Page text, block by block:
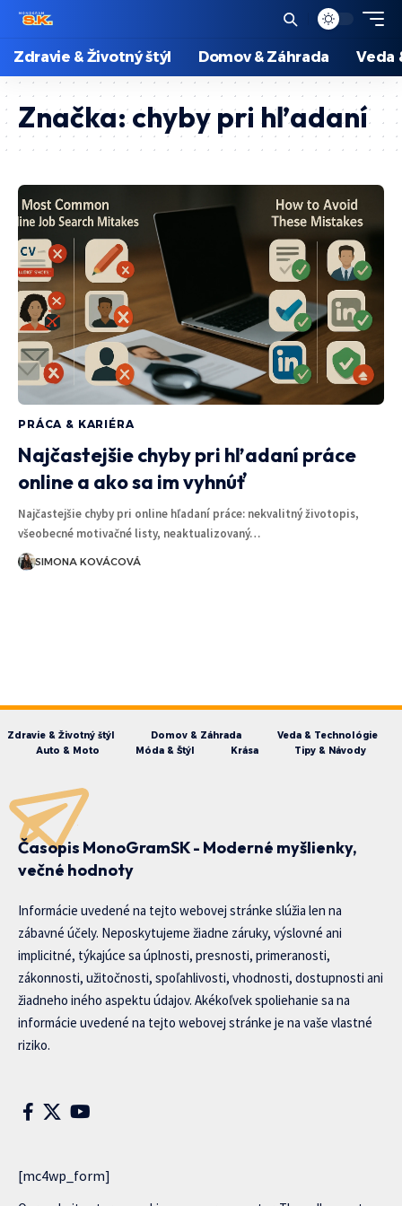
Zdravie & Životný štýl Domov & Záhrada Veda
Značka:chyby pri hľadaní
PRÁCA & KARIÉRA
Najčastejšie chyby pri hľadaní práce
online a ako sa im vyhnúť
Najčastejšie chyby pri online hľadaní práce: nekvalitný životopis,
všeobecné motivačné listy, neaktualizovaný…
SIMONA KOVÁCOVÁ
Zdravie & Životný štýl Domov & Záhrada
Veda & Technológie
Auto & Moto
Móda & Štýl Krása Tipy & Návody
Časopis MonoGramSK - Moderné myšlienky,
večné hodnoty
Informácie uvedené na tejto webovej stránke slúžia len na
zábavné účely. Neposkytujeme žiadne záruky, výslovné ani
implicitné, týkajúce sa úplnosti, presnosti, primeranosti,
zákonnosti, užitočnosti, spoľahlivosti, vhodnosti, dostupnosti ani
žiadneho iného aspektu údajov. Akékoľvek spoliehanie sa na
informácie uvedené na tejto webovej stránke je na vaše vlastné
riziko.
[mc4wp_form]